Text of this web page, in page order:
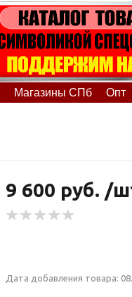
Магазины СПб Опт
9 600 руб. /
Дата добавления товара: